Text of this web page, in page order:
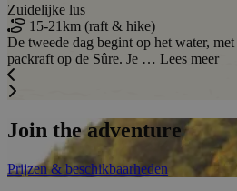
Zuidelijke lus
15-21km (raft & hike)
De tweede dag begint op het water,
packraft op de Sûre. Je … Lees meer
Join the adventure
Prijzen & beschikbaarheden